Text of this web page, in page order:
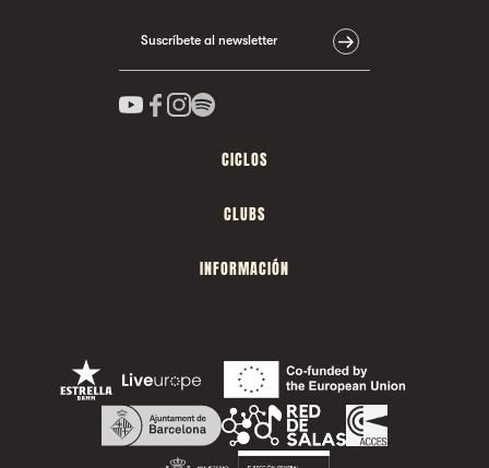
Suscríbete al newsletter
CICLOS
CLUBS
INFORMACIÓN